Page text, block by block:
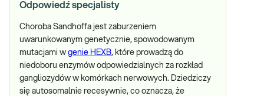
Odpowiedź specjalisty
Choroba Sandhoffa jest zaburzeniem
uwarunkowanym genetycznie, spowodowanym
mutacjami w genie HEXB, które prowadzą do
niedoboru enzymów odpowiedzialnych za rozkład
gangliozydów w komórkach nerwowych. Dziedziczy
się autosomalnie recesywnie, co oznacza, że